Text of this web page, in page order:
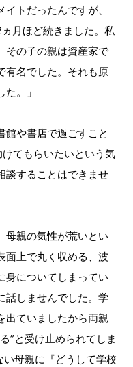
イトだったんですが、
月ほど続きました。私
その子の親は資産家で
有名でした。それも原
。」
館や書店で過ごすこと
てもらいたいという気
談することはできませ
母親の気性が荒いとい
面上で丸く収める、波
身についてしまってい
話しませんでした。学
出ていましたから両親
”と受け止められてしま
母親に『どうして学校